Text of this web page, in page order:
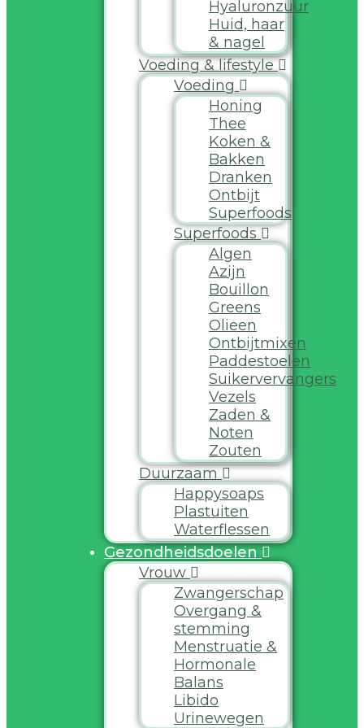
Hyaluronzuur
Huid, haar
& nagel
Voeding & lifestyle
Voeding
Honing
Thee
Koken &
Bakken
Dranken
Ontbijt
Superfoods
Superfoods
Algen
Azijn
Bouillon
Greens
Olieen
Ontbijtmixen
Paddestoelen
Suikervervangers
Vezels
Zaden &
Noten
Zouten
Duurzaam
Happysoaps
Plastuiten
Waterflessen
Gezondheidsdoelen
Vrouw
Zwangerschap
Overgang &
stemming
Menstruatie &
Hormonale
Balans
Libido
Urinewegen